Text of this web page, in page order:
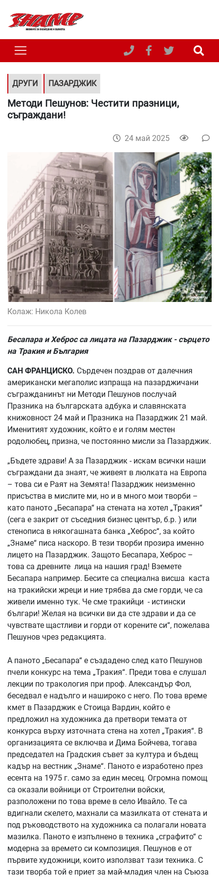
ДРУГИ ПАЗАРДЖИК
Методи Пешунов: Честити празници,
съграждани!
24 май 2025
Колаж: Никола Колев
Бесапара и Хеброс са лицата на Пазарджик - сърцето
на Тракия и България
САН ФРАНЦИСКО. Сърдечен поздрав от далечния
американски мегаполис изпраща на пазарджичани
съгражданинът ни Методи Пешунов послучай
Празника на българската адбука и славянската
книжовност 24 май и Празника на Пазарджик 21 май.
Именитият художник, който е и голям местен
родолюбец, призна, че постоянно мисли за Пазарджик.
„Бъдете здрави! А за Пазарджик - искам всички наши
съграждани да знаят, че живеят в люлката на Европа
– това си е Раят на Земята! Пазарджик неизменно
присъства в мислите ми, но и в много мои творби –
като паното „Бесапара“ на стената на хотел „Тракия“
(сега е закрит от съседния бизнес център, б.р. ) или
стенописа в някогашната банка „Хеброс“, за който
„Знаме“ писа наскоро. В тези творби прозира именно
лицето на Пазарджик. Защото Бесапара, Хеброс –
това са древните лица на нашия град! Вземете
Бесапара например. Бесите са специална висша каста
на тракийски жреци и ние трябва да сме горди, че са
живели именно тук. Че сме тракийци - истински
българи! Желая на всички ви да сте здрави и да се
чувствате щастливи и горди от корените си“, пожелава
Пешунов чрез редакцията.
А паното „Бесапара“ е създадено след като Пешунов
пчели конкурс на тема „Тракия“. Преди това е слушал
лекции по тракология при проф. Александър Фол,
беседвал е надълго и нашироко с него. По това време
кмет в Пазарджик е Стоица Вардин, който е
предложил на художника да претвори темата от
конкурса върху източната стена на хотел „Тракия“. В
организацията се включва и Дима Бойчева, тогава
председател на Градския съвет за култура и бъдещ
кадър на вестник „Знаме“. Паното е изработено през
есента на 1975 г. само за един месец. Огромна помощ
са оказали войници от Строителни войски,
разположени по това време в село Ивайло. Те са
вдигнали скелето, махнали са мазилката от стената и
под ръководството на художника са полагали новата
мазилка. Паното е изпълнено в техника „сграфито“ с
модерна за времето си композиция. Пешунов е от
първите художници, които използват тази техника. С
тази творба той е приет за май-младия член на Съюза